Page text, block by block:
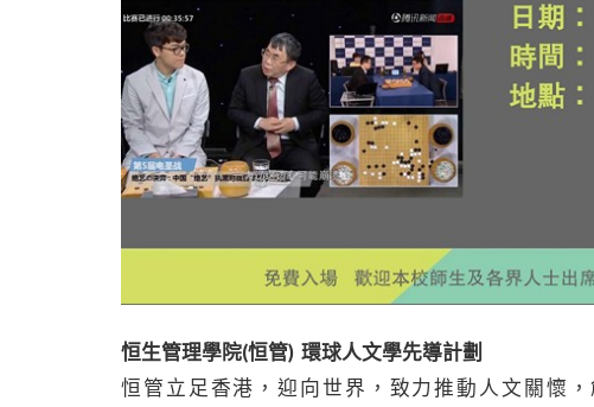
恒生管理學院(恒管) 環球人文學先導計劃
恒管立足香港，迎向世界，致力推動人文關懷